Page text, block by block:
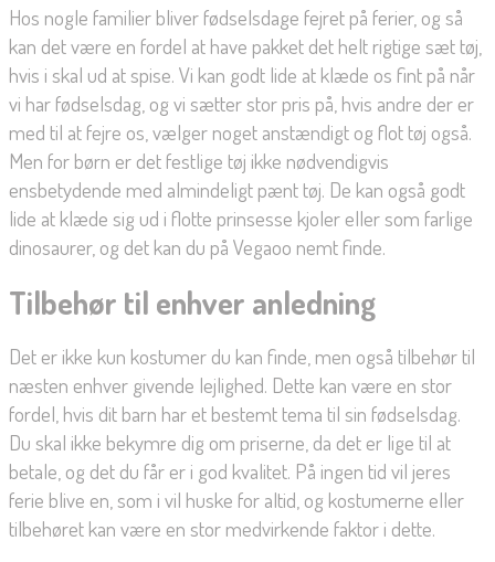
Hos nogle familier bliver fødselsdage fejret på ferier, og så
kan det være en fordel at have pakket det helt rigtige sæt tøj,
hvis i skal ud at spise. Vi kan godt lide at klæde os fint på når
vi har fødselsdag, og vi sætter stor pris på, hvis andre der er
med til at fejre os, vælger noget anstændigt og flot tøj også.
Men for børn er det festlige tøj ikke nødvendigvis
ensbetydende med almindeligt pænt tøj. De kan også godt
lide at klæde sig ud i flotte prinsesse kjoler eller som farlige
dinosaurer, og det kan du på Vegaoo nemt finde.
Tilbehør til enhver anledning
Det er ikke kun kostumer du kan finde, men også tilbehør til
næsten enhver givende lejlighed. Dette kan være en stor
fordel, hvis dit barn har et bestemt tema til sin fødselsdag.
Du skal ikke bekymre dig om priserne, da det er lige til at
betale, og det du får er i god kvalitet. På ingen tid vil jeres
ferie blive en, som i vil huske for altid, og kostumerne eller
tilbehøret kan være en stor medvirkende faktor i dette.